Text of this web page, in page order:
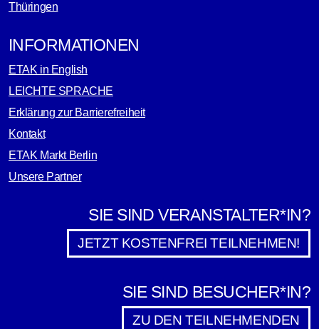
Thüringen
INFORMATIONEN
ETAK in English
LEICHTE SPRACHE
Erklärung zur Barrierefreiheit
Kontakt
ETAK Markt Berlin
Unsere Partner
SIE SIND VERANSTALTER*IN?
JETZT KOSTENFREI TEILNEHMEN!
SIE SIND BESUCHER*IN?
ZU DEN TEILNEHMENDEN